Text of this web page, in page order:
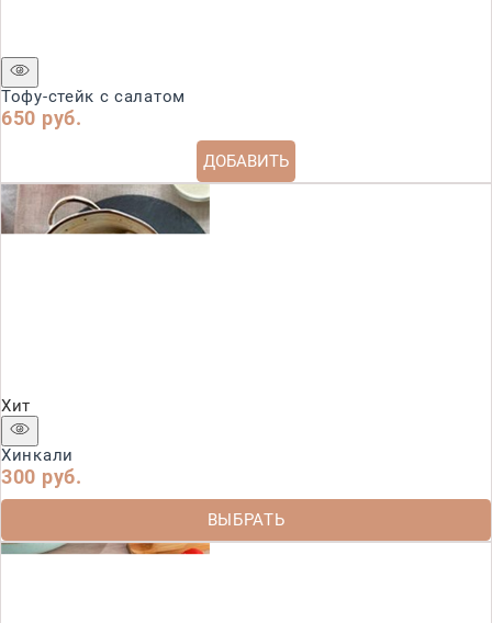
Тофу-стейк с салатом
650 руб.
ДОБАВИТЬ
Хит
Хинкали
300 руб.
ВЫБРАТЬ